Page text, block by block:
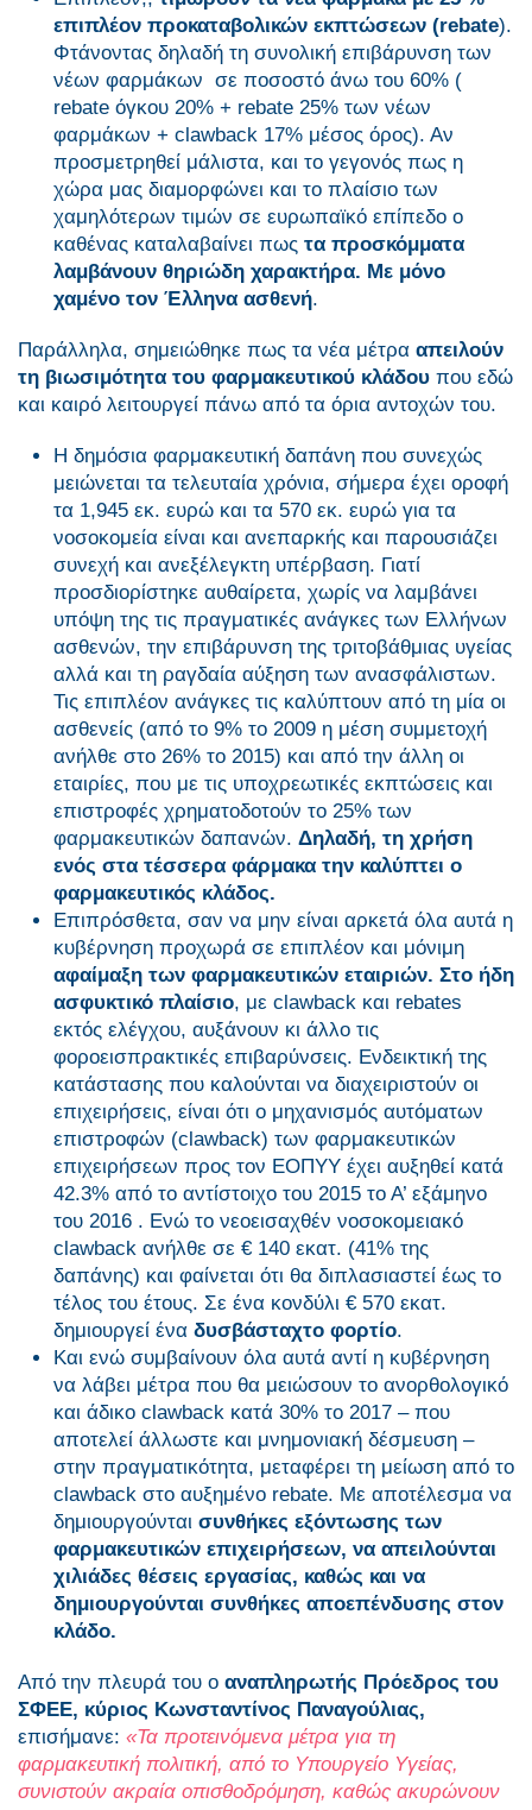
επιπλέον προκαταβολικών εκπτώσεων (rebate).
Φτάνοντας δηλαδή τη συνολική επιβάρυνση των
νέων φαρμάκων σε ποσοστό άνω του 60% (
rebate όγκου 20% + rebate 25% των νέων
φαρμάκων + clawback 17% μέσος όρος). Αν
προσμετρηθεί μάλιστα, και το γεγονός πως η
χώρα μας διαμορφώνει και το πλαίσιο των
χαμηλότερων τιμών σε ευρωπαϊκό επίπεδο ο
καθένας καταλαβαίνει πως τα προσκόμματα
λαμβάνουν θηριώδη χαρακτήρα. Με μόνο
χαμένο τον Έλληνα ασθενή.
Παράλληλα, σημειώθηκε πως τα νέα μέτρα απειλούν
τη βιωσιμότητα του φαρμακευτικού κλάδου που εδώ
και καιρό λειτουργεί πάνω από τα όρια αντοχών του.
Η δημόσια φαρμακευτική δαπάνη που συνεχώς
μειώνεται τα τελευταία χρόνια, σήμερα έχει οροφή
τα 1,945 εκ. ευρώ και τα 570 εκ. ευρώ για τα
νοσοκομεία είναι και ανεπαρκής και παρουσιάζει
συνεχή και ανεξέλεγκτη υπέρβαση. Γιατί
προσδιορίστηκε αυθαίρετα, χωρίς να λαμβάνει
υπόψη της τις πραγματικές ανάγκες των Ελλήνων
ασθενών, την επιβάρυνση της τριτοβάθμιας υγείας
αλλά και τη ραγδαία αύξηση των ανασφάλιστων.
Τις επιπλέον ανάγκες τις καλύπτουν από τη μία οι
ασθενείς (από το 9% το 2009 η μέση συμμετοχή
ανήλθε στο 26% το 2015) και από την άλλη οι
εταιρίες, που με τις υποχρεωτικές εκπτώσεις και
επιστροφές χρηματοδοτούν το 25% των
φαρμακευτικών δαπανών. Δηλαδή, τη χρήση
ενός στα τέσσερα φάρμακα την καλύπτει ο
φαρμακευτικός κλάδος.
Επιπρόσθετα, σαν να μην είναι αρκετά όλα αυτά η
κυβέρνηση προχωρά σε επιπλέον και μόνιμη
αφαίμαξη των φαρμακευτικών εταιριών. Στο ήδη
ασφυκτικό πλαίσιο, με clawback και rebates
εκτός ελέγχου, αυξάνουν κι άλλο τις
φοροεισπρακτικές επιβαρύνσεις. Ενδεικτική της
κατάστασης που καλούνται να διαχειριστούν οι
επιχειρήσεις, είναι ότι ο μηχανισμός αυτόματων
επιστροφών (clawback) των φαρμακευτικών
επιχειρήσεων προς τον ΕΟΠΥΥ έχει αυξηθεί κατά
42.3% από το αντίστοιχο του 2015 το Α’ εξάμηνο
του 2016 . Ενώ το νεοεισαχθέν νοσοκομειακό
clawback ανήλθε σε € 140 εκατ. (41% της
δαπάνης) και φαίνεται ότι θα διπλασιαστεί έως το
τέλος του έτους. Σε ένα κονδύλι € 570 εκατ.
δημιουργεί ένα δυσβάσταχτο φορτίο.
Και ενώ συμβαίνουν όλα αυτά αντί η κυβέρνηση
να λάβει μέτρα που θα μειώσουν το ανορθολογικό
και άδικο clawback κατά 30% το 2017 – που
αποτελεί άλλωστε και μνημονιακή δέσμευση –
στην πραγματικότητα, μεταφέρει τη μείωση από το
clawback στο αυξημένο rebate. Με αποτέλεσμα να
δημιουργούνται συνθήκες εξόντωσης των
φαρμακευτικών επιχειρήσεων, να απειλούνται
χιλιάδες θέσεις εργασίας, καθώς και να
δημιουργούνται συνθήκες αποεπένδυσης στον
κλάδο.
Από την πλευρά του ο αναπληρωτής Πρόεδρος του
ΣΦΕΕ, κύριος Κωνσταντίνος Παναγούλιας,
επισήμανε: «Τα προτεινόμενα μέτρα για τη
φαρμακευτική πολιτική, από το Υπουργείο Υγείας,
συνιστούν ακραία οπισθοδρόμηση, καθώς ακυρώνουν